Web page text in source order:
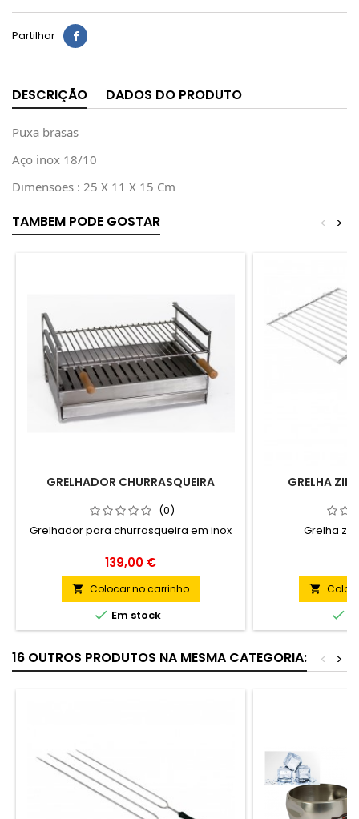
Partilhar
DESCRIÇÃO DADOS DO PRODUTO
Puxa brasas
Aço inox 18/10
Dimensoes : 25 X 11 X 15 Cm
TAMBEM PODE GOSTAR >
<
GRELHADOR CHURRASQUEIRA
(0)
Grelhador para churrasqueira em inox
Preço
139,00 €
 Colocar no carrinho
 Em stock
GRELHA
Grelha


16 OUTROS PRODUTOS NA MESMA CATEGORIA: >
<